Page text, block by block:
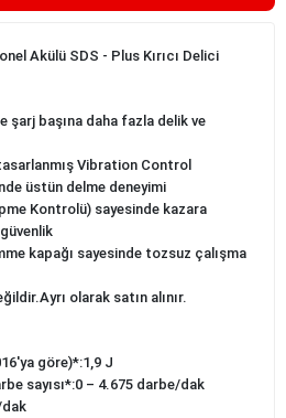
Akülü SDS - Plus Kırıcı Delici
şarj başına daha fazla delik ve
Vibration Control
üstün delme deneyimi
Kontrolü) sayesinde kazara
kapağı sayesinde tozsuz çalışma
olarak satın alınır.
göre)*:1,9 J
sayısı*:0 – 4.675 darbe/dak
dak